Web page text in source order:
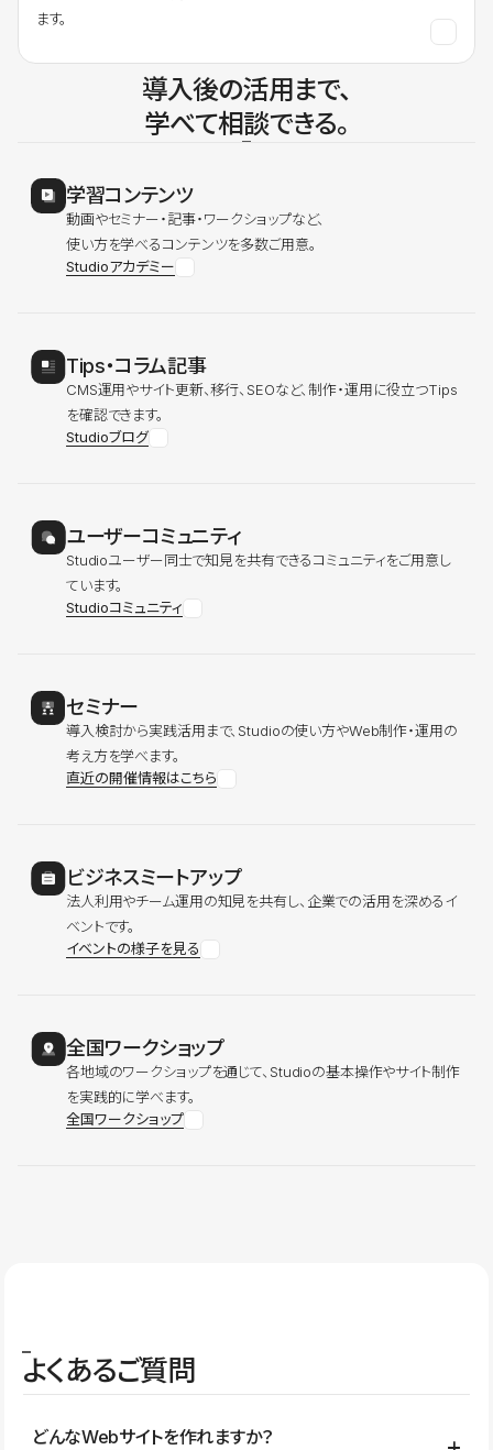
ます。
導入後の活用まで、
学べて相談できる。
学習コンテンツ
動画やセミナー・記事・ワークショップなど、
使い方を学べるコンテンツを多数ご用意。
Studioアカデミー
Tips・コラム記事
CMS運用やサイト更新、移行、SEOなど、制作・運用に役立つTips
を確認できます。
Studioブログ
ユーザーコミュニティ
Studioユーザー同士で知見を共有できるコミュニティをご用意し
ています。
Studioコミュニティ
セミナー
導入検討から実践活用まで、Studioの使い方やWeb制作・運用の
考え方を学べます。
直近の開催情報はこちら
ビジネスミートアップ
法人利用やチーム運用の知見を共有し、企業での活用を深めるイ
ベントです。
イベントの様子を見る
全国ワークショップ
各地域のワークショップを通じて、Studioの基本操作やサイト制作
を実践的に学べます。
全国ワークショップ
よくあるご質問
どんなWebサイトを作れますか？